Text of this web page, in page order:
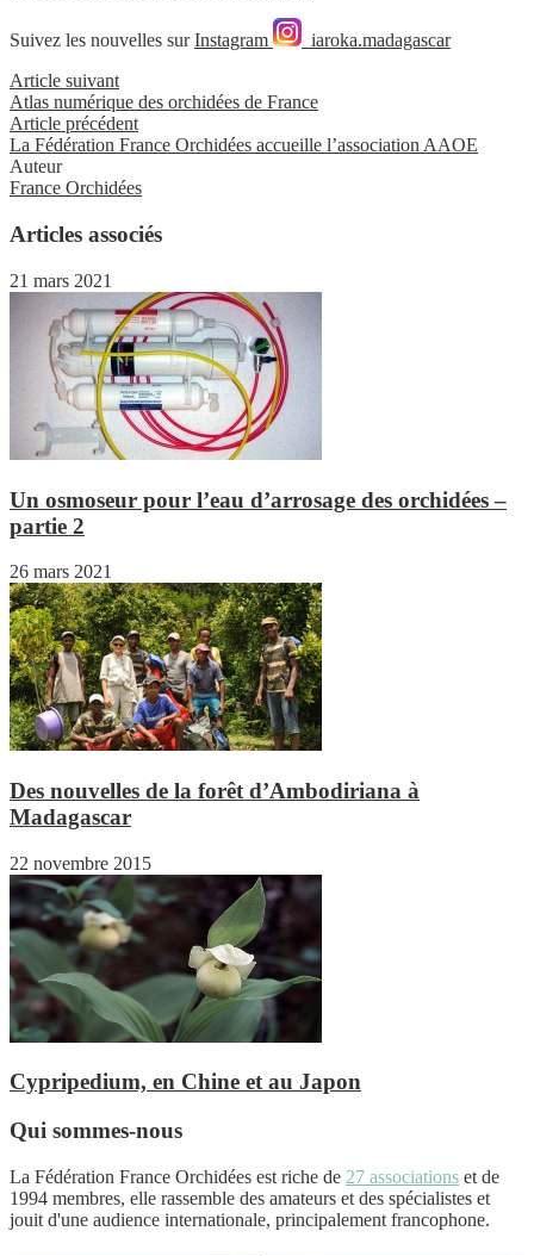
Suivez les nouvelles surInstagram
iaroka.madagascar
Article suivant
Atlas numérique des orchidées de France
Article précédent
La Fédération France Orchidées accueille l’association AAOE
Auteur
France Orchidées
Articles associés
21 mars 2021
Un osmoseur pour l’eau d’arrosage des orchidées –
partie 2
26 mars 2021
Des nouvelles de la forêt d’Ambodiriana à
Madagascar
22 novembre 2015
Cypripedium, en Chine et au Japon
Qui sommes-nous
La Fédération France Orchidées est riche de 27 associations et de
1994 membres, elle rassemble des amateurs et des spécialistes et
jouit d'une audience internationale, principalement francophone.